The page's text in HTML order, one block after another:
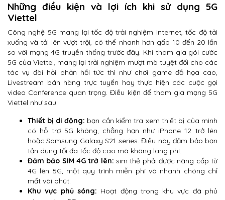
Những điều kiện và lợi ích khi sử dụng 5G
Viettel
Công nghệ 5G mang lại tốc độ trải nghiệm Internet, tốc độ tải
xuống và tải lên vượt trội, có thể nhanh hơn gấp 10 đến 20 lần
so với mạng 4G truyền thống trước đây. Khi tham gia gói cước
5G của Viettel, mang lại trải nghiệm mượt mà tuyệt đối cho các
tác vụ đòi hỏi phản hồi tức thì như chơi game đồ họa cao,
Livestream bán hàng trực tuyến hay thực hiện các cuộc gọi
video Conference quan trọng. Điều kiện để tham gia mạng 5G
Viettel như sau:
Thiết bị di động: bạn cần kiểm tra xem thiết bị của mình
có hỗ trợ 5G không, chẳng hạn như iPhone 12 trở lên
hoặc Samsung Galaxy S21 series. Điều này đảm bảo bạn
tận dụng tối đa tốc độ cao mà không lãng phí.
Đảm bảo SIM 4G trở lên: sim thẻ phải được nâng cấp từ
4G lên 5G, một quy trình miễn phí và nhanh chóng chỉ
mất vài phút.
Khu vực phủ sóng: Hoạt động trong khu vực đã phủ